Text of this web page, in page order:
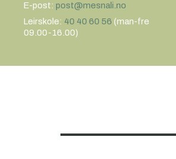
E-post: post@mesnali.no
Leirskole: 40 40 60 56 (man-fre
09.00-16.00)